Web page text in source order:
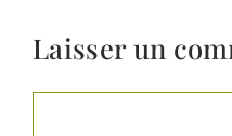
Laisser un